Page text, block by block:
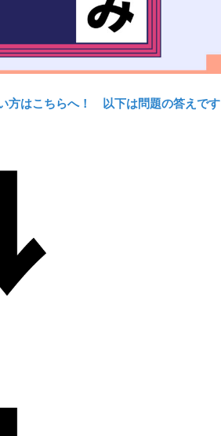
方はこちらへ！ 以下は問題の答えです